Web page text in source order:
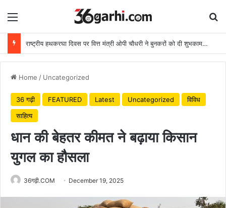
Menu
राष्ट्रीय हथकरघा दिवस पर वित्त मंत्री ओपी चौधरी ने बुनकरों को दी शुभकामनाएं
Home / Uncategorized
36 गढ़ी FEATURED Latest Uncategorized
विविध
साहित्य
धान की बेहतर कीमत ने बढ़ाया किसान
युगल का हौसला
36गढ़ी.COM December 19, 2025